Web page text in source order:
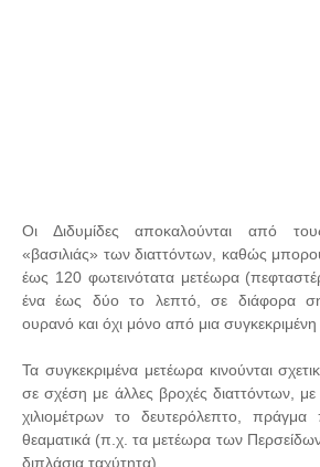
Οι Διδυμίδες αποκαλούνται από
«βασιλιάς» των διαττόντων, καθώς
έως 120 φωτεινότατα μετέωρα
ένα έως δύο το λεπτό, σε διάφορα
ουρανό και όχι μόνο από μια
Τα συγκεκριμένα μετέωρα κινούνται
σε σχέση με άλλες βροχές διαττόντων,
χιλιομέτρων το δευτερόλεπτο,
θεαματικά (π.χ. τα μετέωρα των
διπλάσια ταχύτητα).